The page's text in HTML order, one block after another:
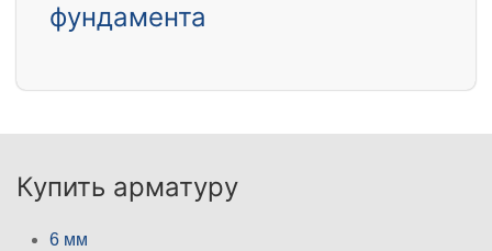
фундамента
Купить арматуру
6 мм